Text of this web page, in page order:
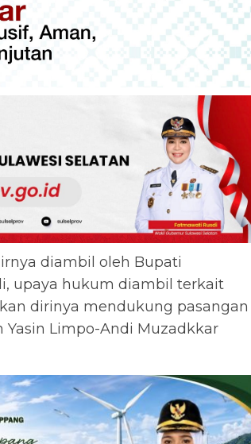
diambil oleh Bupati
upaya hukum diambil terkait
dirinya mendukung pasangan
Yasin Limpo-Andi Muzadkkar